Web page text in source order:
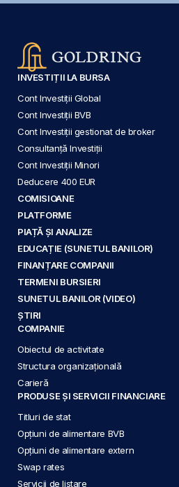
INVESTIȚII LA BURSA
Cont Investiții Global
Cont Investiții BVB
Cont Investiții gestionat de broker
Consultanță Investiții
Cont Investiții Minori
Deducere 400 EUR
COMISIOANE
PLATFORME
PIAȚĂ ȘI ANALIZE
EDUCAȚIE (SUNETUL BANILOR)
FINANȚARE COMPANII
TERMENI BURSIERI
SUNETUL BANILOR (VIDEO)
ȘTIRI
COMPANIE
Obiectul de activitate
Structura organizațională
Carieră
PRODUSE ȘI SERVICII FINANCIARE
Titluri de stat
Opțiuni de alimentare BVB
Opțiuni de alimentare extern
Swap rates
Servicii de listare